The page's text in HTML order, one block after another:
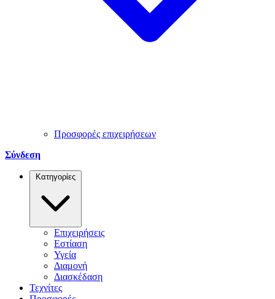
Προσφορές επιχειρήσεων
Σύνδεση
Κατηγορίες
Επιχειρήσεις
Εστίαση
Υγεία
Διαμονή
Διασκέδαση
Τεχνίτες